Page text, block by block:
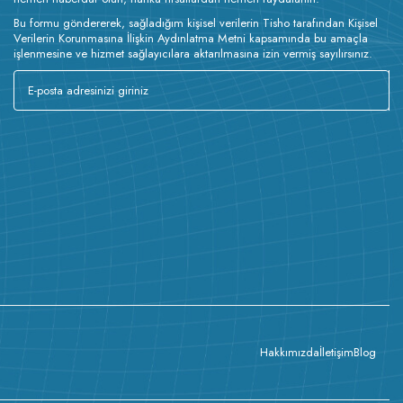
Bu formu göndererek, sağladığım kişisel verilerin Tisho tarafından Kişisel
Verilerin Korunmasına İlişkin Aydınlatma Metni kapsamında bu amaçla
işlenmesine ve hizmet sağlayıcılara aktarılmasına izin vermiş sayılırsınız.
HakkımızdaİletişimBlog